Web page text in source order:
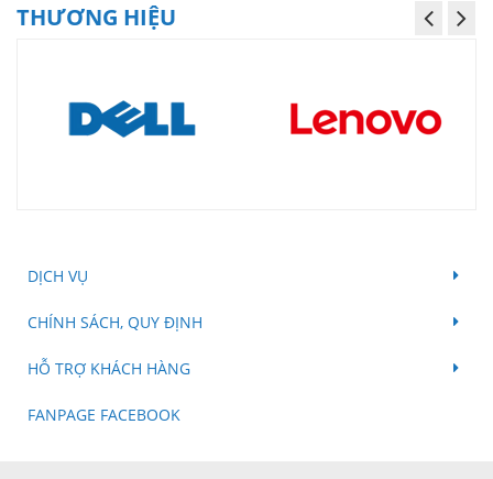
THƯƠNG HIỆU
DỊCH VỤ
CHÍNH SÁCH, QUY ĐỊNH
HỖ TRỢ KHÁCH HÀNG
FANPAGE FACEBOOK